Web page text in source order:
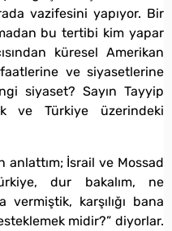
vazifesini yapıyor. Bir
bu tertibi kim yapar
küresel Amerikan
ve siyasetlerine
siyaset? Sayın Tayyip
ve Türkiye üzerindeki
İsrail ve Mossad
dur bakalım, ne
karşılığı bana
midir?” diyorlar.